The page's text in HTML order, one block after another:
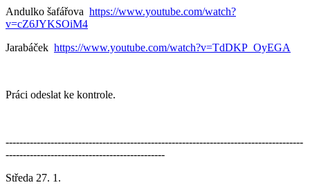
Andulko šafářova https://www.youtube.com/watch?
v=cZ6JYKSOiM4
Jarabáček https://www.youtube.com/watch?v=TdDKP_OyEGA
Práci odeslat ke kontrole.
--------------------------------------------------------------------------------------
----------------------------------------------
Středa 27. 1.